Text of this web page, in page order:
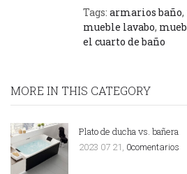
Tags: armarios baño,
mueble lavabo,
el cuarto de baño
MORE IN THIS CATEGORY
Plato de ducha vs. bañera
2023 07 21, 0comentarios